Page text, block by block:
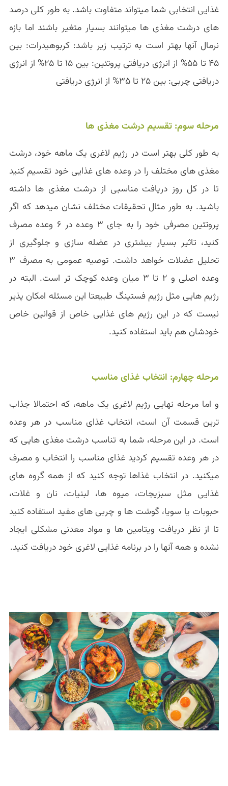
غذایی انتخابی شما میتواند متفاوت باشد. به طور کلی درصد
های درشت مغذی ها میتوانند بسیار متغیر باشند اما بازه
نرمال آنها بهتر است به ترتیب زیر باشد: کربوهیدرات: بین
۴۵ تا ۵۵% از انرژی دریافتی پروتئین: بین ۱۵ تا ۲۵% از انرژی
دریافتی چربی: بین ۲۵ تا ۳۵% از انرژی دریافتی
مرحله سوم: تقسیم درشت مغذی ها
به طور کلی بهتر است در رژیم لاغری یک ماهه خود، درشت
مغذی های مختلف را در وعده های غذایی خود تقسیم کنید
تا در کل روز دریافت مناسبی از درشت مغذی ها داشته
باشید. به طور مثال تحقیقات مختلف نشان میدهد که اگر
پروتئین مصرفی خود را به جای ۳ وعده در ۶ وعده مصرف
کنید، تاثیر بسیار بیشتری در عضله سازی و جلوگیری از
تحلیل عضلات خواهد داشت. توصیه عمومی به مصرف ۳
وعده اصلی و ۲ تا ۳ میان وعده کوچک تر است. البته در
رژیم هایی مثل رژیم فستینگ طبیعتا این مسئله امکان پذیر
نیست که در این رژیم های غذایی خاص از قوانین خاص
خودشان هم باید استفاده کنید.
مرحله چهارم: انتخاب غذای مناسب
و اما مرحله نهایی رژیم لاغری یک ماهه، که احتمالا جذاب
ترین قسمت آن است، انتخاب غذای مناسب در هر وعده
است. در این مرحله، شما به تناسب درشت مغذی هایی که
در هر وعده تقسیم کردید غذای مناسب را انتخاب و مصرف
میکنید. در انتخاب غذاها توجه کنید که از همه گروه های
غذایی مثل سبزیجات، میوه ها، لبنیات، نان و غلات،
حبوبات یا سویا، گوشت ها و چربی های مفید استفاده کنید
تا از نظر دریافت ویتامین ها و مواد معدنی مشکلی ایجاد
نشده و همه آنها را در برنامه غذایی لاغری خود دریافت کنید.